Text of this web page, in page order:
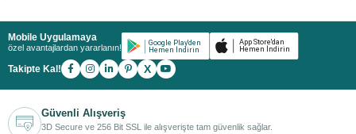
Mobile Uygulamaya
özel avantajlardan yararlanın!
Takipte Kal! X
Güvenli Alışveriş
3D Secure ve 256 Bit SSL ile alışverişte tam güvenlik sağlar.